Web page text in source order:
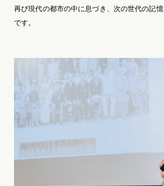
再び現代の都市の中に息づき、次の世代の記
です。